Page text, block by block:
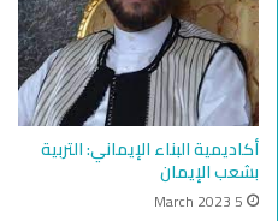
أكاديمية البناء الإيماني: التربية
بشعب الإيمان
5 March 2023